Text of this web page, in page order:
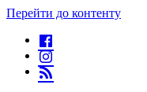
Перейти до контенту